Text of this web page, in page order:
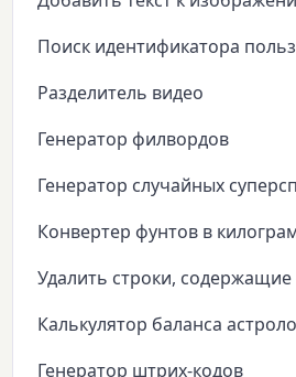
Поиск идентификатора
Разделитель видео
Генератор филвордов
Генератор случайных
Конвертер фунтов в
Удалить строки, содержащие
Калькулятор баланса
Генератор штрих-кодов